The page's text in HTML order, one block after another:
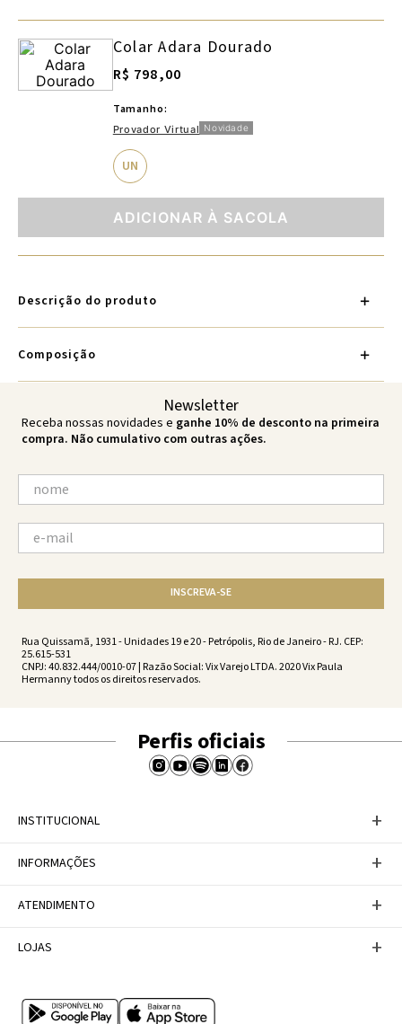
Colar Adara Dourado
R$ 798,00
Tamanho:
Provador Virtual Novidade
UN
ADICIONAR À SACOLA
Descrição do produto
Composição
Newsletter
Receba nossas novidades e ganhe 10% de desconto na primeira
compra. Não cumulativo com outras ações.
INSCREVA-SE
Rua Quissamã, 1931 - Unidades 19 e 20 - Petrópolis, Rio de Janeiro - RJ. CEP:
25.615-531
CNPJ: 40.832.444/0010-07 | Razão Social: Vix Varejo LTDA. 2020 Vix Paula
Hermanny todos os direitos reservados.
Perfis oficiais
INSTITUCIONAL +
A Marca
Trabalhe conosco
INFORMAÇÕES +
Política de Privacidade
Tabela de Medidas
ATENDIMENTO +
Personal Shopper
LOJAS +
Multimarcas